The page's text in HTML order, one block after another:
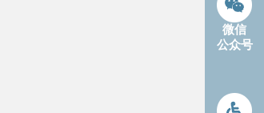
微信
公众号